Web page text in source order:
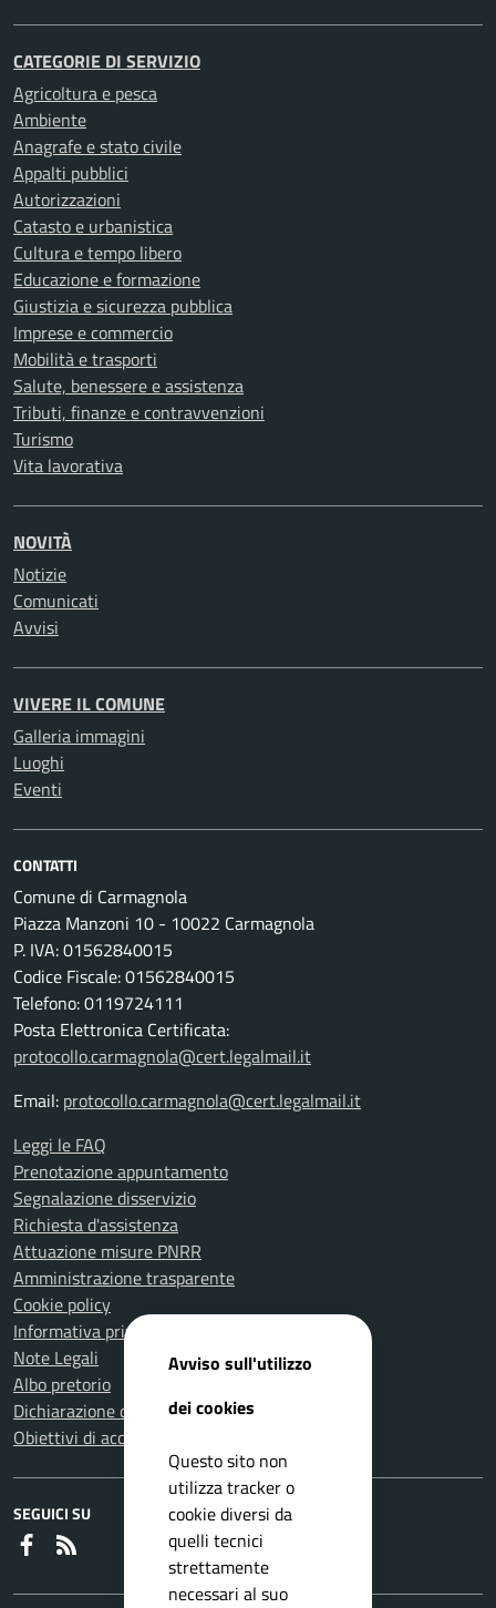
CATEGORIE DI SERVIZIO
Agricoltura e pesca
Ambiente
Anagrafe e stato civile
Appalti pubblici
Autorizzazioni
Catasto e urbanistica
Cultura e tempo libero
Educazione e formazione
Giustizia e sicurezza pubblica
Imprese e commercio
Mobilità e trasporti
Salute, benessere e assistenza
Tributi, finanze e contravvenzioni
Turismo
Vita lavorativa
NOVITÀ
Notizie
Comunicati
Avvisi
VIVERE IL COMUNE
Galleria immagini
Luoghi
Eventi
CONTATTI
Comune di Carmagnola
Piazza Manzoni 10 - 10022 Carmagnola
P. IVA: 01562840015
Codice Fiscale: 01562840015
Telefono: 0119724111
Posta Elettronica Certificata:
protocollo.carmagnola@cert.legalmail.it
Email: protocollo.carmagnola@cert.legalmail.it
Leggi le FAQ
Prenotazione appuntamento
Segnalazione disservizio
Richiesta d'assistenza
Attuazione misure PNRR
Amministrazione trasparente
Cookie policy
Informativa privacy
Note Legali
Albo pretorio
Dichiarazione di accessibilità
Obiettivi di accessibilità
SEGUICI SU
Faceboook
Avviso sull'utilizzo
dei cookies
Questo sito non
utilizza tracker o
cookie diversi da
quelli tecnici
strettamente
necessari al suo